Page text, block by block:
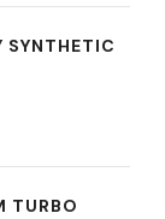
SYNTHETIC
TURBO